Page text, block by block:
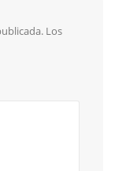
Los